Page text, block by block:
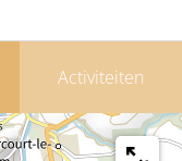
Activiteiten